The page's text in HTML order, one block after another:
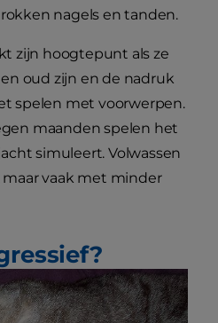
nagels en tanden.
zijn hoogtepunt als ze
oud zijn en de nadruk
spelen met voorwerpen.
maanden spelen het
simuleert. Volwassen
vaak met minder